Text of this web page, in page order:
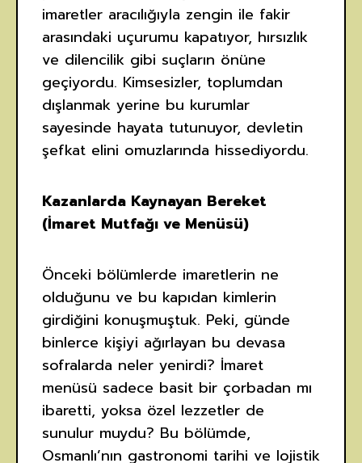
imaretler aracılığıyla zengin ile fakir
arasındaki uçurumu kapatıyor, hırsızlık
ve dilencilik gibi suçların önüne
geçiyordu. Kimsesizler, toplumdan
dışlanmak yerine bu kurumlar
sayesinde hayata tutunuyor, devletin
şefkat elini omuzlarında hissediyordu.
Kazanlarda Kaynayan Bereket
(İmaret Mutfağı ve Menüsü)
Önceki bölümlerde imaretlerin ne
olduğunu ve bu kapıdan kimlerin
girdiğini konuşmuştuk. Peki, günde
binlerce kişiyi ağırlayan bu devasa
sofralarda neler yenirdi? İmaret
menüsü sadece basit bir çorbadan mı
ibaretti, yoksa özel lezzetler de
sunulur muydu? Bu bölümde,
Osmanlı’nın gastronomi tarihi ve lojistik